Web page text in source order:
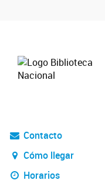
Contacto
Cómo llegar
Horarios